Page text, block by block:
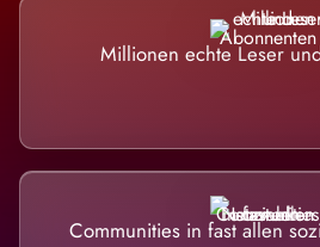
Millionen echte Leser
Communities in fast allen